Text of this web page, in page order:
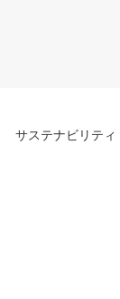
サステナビリティ